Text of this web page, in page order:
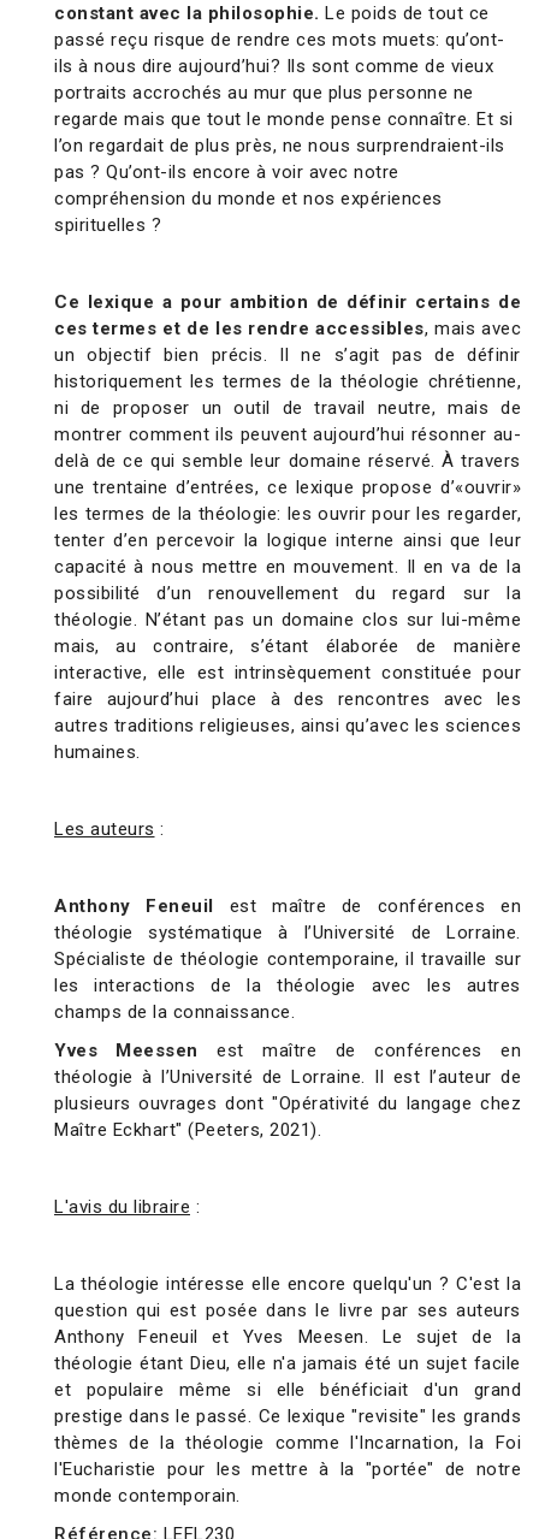
constant avec la philosophie. Le poids de tout ce
passé reçu risque de rendre ces mots muets: qu’ont-
ils à nous dire aujourd’hui? Ils sont comme de vieux
portraits accrochés au mur que plus personne ne
regarde mais que tout le monde pense connaître. Et si
l’on regardait de plus près, ne nous surprendraient-ils
pas ? Qu’ont-ils encore à voir avec notre
compréhension du monde et nos expériences
spirituelles ?
Ce lexique a pour ambition de définir certains de
ces termes et de les rendre accessibles, mais avec
un objectif bien précis. Il ne s’agit pas de définir
historiquement les termes de la théologie chrétienne,
ni de proposer un outil de travail neutre, mais de
montrer comment ils peuvent aujourd’hui résonner au-
delà de ce qui semble leur domaine réservé. À travers
une trentaine d’entrées, ce lexique propose d’«ouvrir»
les termes de la théologie: les ouvrir pour les regarder,
tenter d’en percevoir la logique interne ainsi que leur
capacité à nous mettre en mouvement. Il en va de la
possibilité d’un renouvellement du regard sur la
théologie. N’étant pas un domaine clos sur lui-même
mais, au contraire, s’étant élaborée de manière
interactive, elle est intrinsèquement constituée pour
faire aujourd’hui place à des rencontres avec les
autres traditions religieuses, ainsi qu’avec les sciences
humaines.
Les auteurs :
Anthony Feneuil est maître de conférences en
théologie systématique à l’Université de Lorraine.
Spécialiste de théologie contemporaine, il travaille sur
les interactions de la théologie avec les autres
champs de la connaissance.
Yves Meessen
est maître de conférences en
théologie à l’Université de Lorraine. Il est l’auteur de
plusieurs ouvrages dont "Opérativité du langage chez
Maître Eckhart" (Peeters, 2021).
L'avis du libraire :
La théologie intéresse elle encore quelqu'un ? C'est la
question qui est posée dans le livre par ses auteurs
AnthonyFeneuil et Yves Meesen. Le sujet de la
théologie étant Dieu, elle n'a jamais été un sujet facile
et populaire même si elle bénéficiait d'un grand
prestige dans le passé. Ce lexique "revisite" les grands
thèmes de la théologie comme l'Incarnation, la Foi
l'Eucharistie pour les mettre à la "portée" de notre
monde contemporain.
Référence: LEFL230